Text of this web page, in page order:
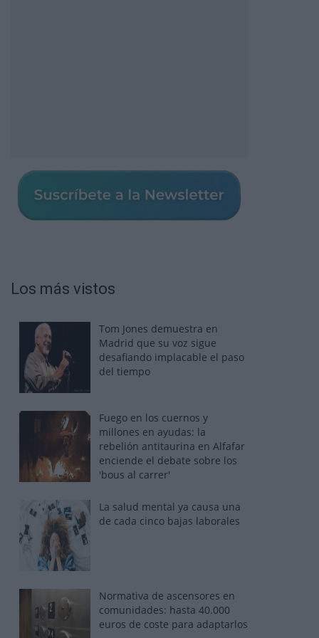
Los más vistos
Tom Jones demuestra en
Madrid que su voz sigue
desafiando implacable el paso
del tiempo
Fuego en los cuernos y
millones en ayudas: la
rebelión antitaurina en Alfafar
enciende el debate sobre los
'bous al carrer'
La salud mental ya causa una
de cada cinco bajas laborales
Normativa de ascensores en
comunidades: hasta 40.000
euros de coste para adaptarlos